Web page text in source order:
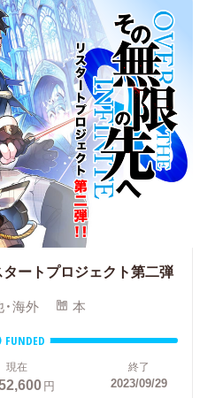
タートプロジェクト第二弾
海外 本
FUNDED
現在
円
終了
2023/09/29